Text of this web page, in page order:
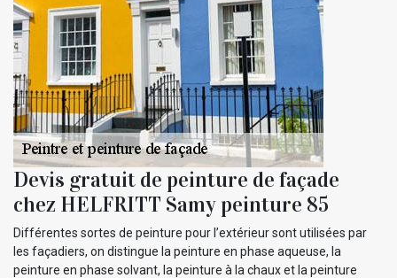
Devis gratuit de peinture de façade
chez HELFRITT Samy peinture 85
Différentes sortes de peinture pour l’extérieur sont utilisées par
les façadiers, on distingue la peinture en phase aqueuse, la
peinture en phase solvant, la peinture à la chaux et la peinture